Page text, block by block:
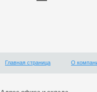
Главная страница О